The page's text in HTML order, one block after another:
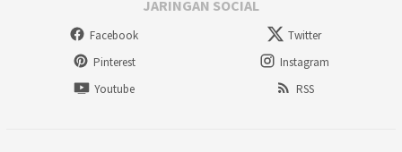
JARINGAN SOCIAL
Facebook
Twitter
Pinterest
Instagram
Youtube
RSS